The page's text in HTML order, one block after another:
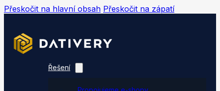
Přeskočit na hlavní obsah Přeskočit na zápatí
Řešení